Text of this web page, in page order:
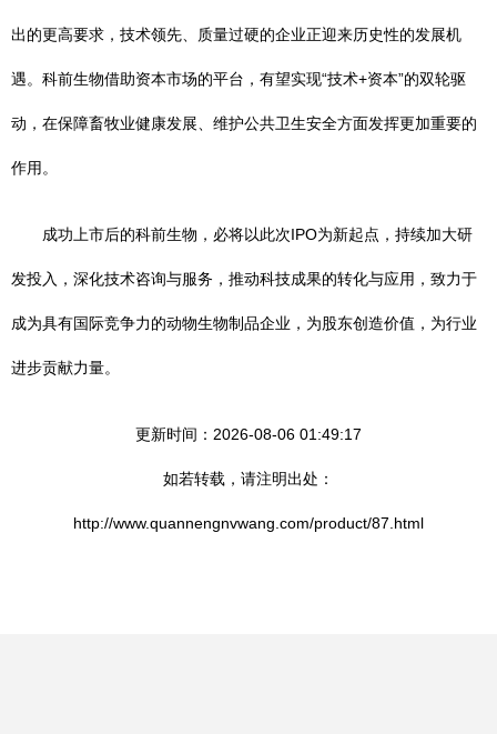
出的更高要求，技术领先、质量过硬的企业正迎来历史性的发展机
遇。科前生物借助资本市场的平台，有望实现“技术+资本”的双轮驱
动，在保障畜牧业健康发展、维护公共卫生安全方面发挥更加重要的
作用。
成功上市后的科前生物，必将以此次IPO为新起点，持续加大研
发投入，深化技术咨询与服务，推动科技成果的转化与应用，致力于
成为具有国际竞争力的动物生物制品企业，为股东创造价值，为行业
进步贡献力量。
更新时间：2026-08-06 01:49:17
如若转载，请注明出处：
http://www.quannengnvwang.com/product/87.html